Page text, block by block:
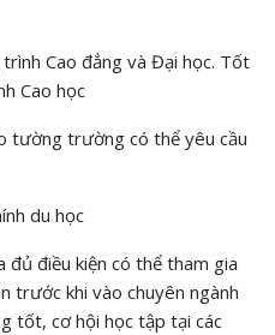
Cao đẳng và Đại học. Tốt
Cao học
tường trường có thể yêu cầu
du học
điều kiện có thể tham gia
trước khi vào chuyên ngành
tốt, cơ hội học tập tại các